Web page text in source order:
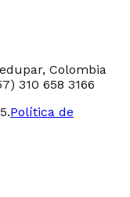
Colombia
310 658 3166
Política de